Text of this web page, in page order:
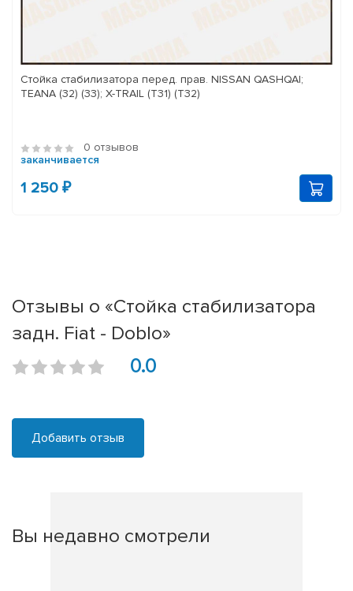
Стойка стабилизатора перед. прав. NISSAN QASHQAI;
TEANA (32) (33); X-TRAIL (T31) (T32)
0 отзывов
заканчивается
1 250 ₽
Отзывы о «Стойка стабилизатора
задн. Fiat - Doblo»
0.0
Добавить отзыв
Вы недавно смотрели